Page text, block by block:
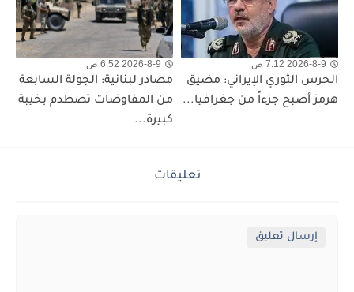
2026-8-9 7:12 ص
الحرس الثوري الإيراني: مضيق
هرمز أصبح جزءاً من جغرافيا...
2026-8-9 6:52 ص
مصادر لبنانية: الجولة السابعة
من المفاوضات تصطدم بخيبة
كبيرة...
تعليقات
إرسال تعليق